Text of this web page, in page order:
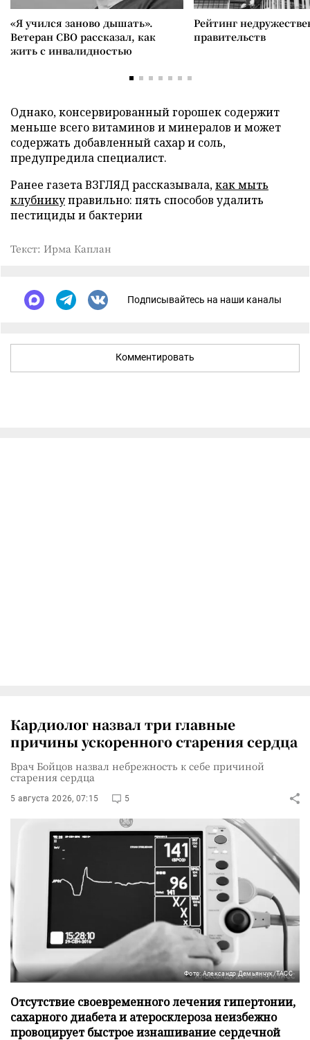
«Я учился заново дышать».
Ветеран СВО рассказал, как
жить с инвалидностью
Рейтинг
правительств
Однако, консервированный горошек содержит
меньше всего витаминов и минералов и может
содержать добавленный сахар и соль,
предупредила специалист.
Ранее газета ВЗГЛЯД рассказывала,как мыть
клубникуправильно: пять способов удалить
пестициды и бактерии
Текст: Ирма Каплан
Подписывайтесь на наши каналы
Комментировать
Кардиолог назвал три главные
причины ускоренного старения сердца
Врач Бойцов назвал небрежность к себе причиной
старения сердца
5 августа 2026, 07:15 5
Фото: Александр Демьянчук/ТАСС
Отсутствие своевременного лечения гипертонии,
сахарного диабета и атеросклероза неизбежно
провоцирует быстрое изнашивание сердечной